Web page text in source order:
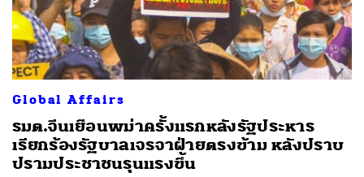
Global Affairs
รมต.จีนเยือนพม่าครั้งแรกหลังรัฐประหาร
เรียกร้องรัฐบาลเจรจาฝ่ายตรงข้าม หลังปราบ
ปรามประชาชนรุนแรงขึ้น